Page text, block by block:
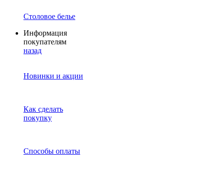
Столовое белье
Информация
покупателям
назад
Новинки и акции
Как сделать
покупку
Способы оплаты